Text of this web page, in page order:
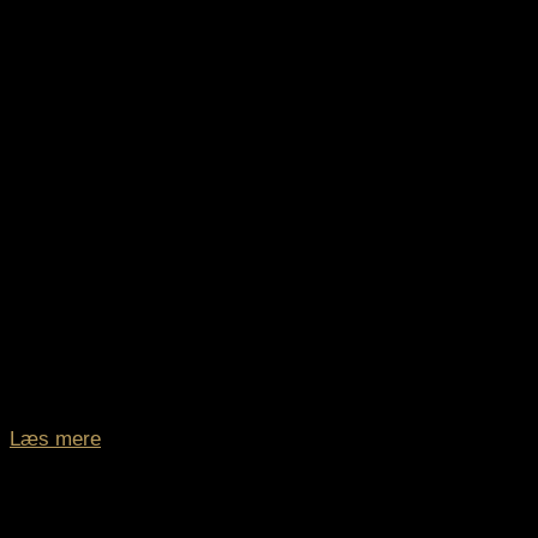
Læs mere